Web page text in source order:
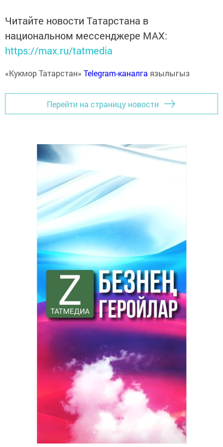
Читайте новости Татарстана в
национальном мессенджере MАХ:
https://max.ru/tatmedia
«Кукмор Татарстан» Telegram-каналга язылыгыз
Перейти на страницу новости